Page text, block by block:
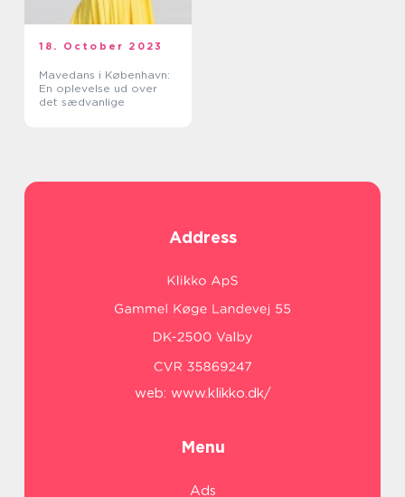
18. October 2023
Mavedans i København:
En oplevelse ud over
det sædvanlige
Address
web: www.klikko.dk/
Menu
Ads